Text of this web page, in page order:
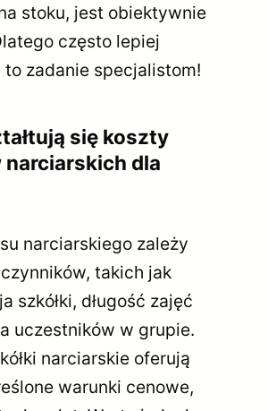
stoku, jest obiektywnie
często lepiej
zadanie specjalistom!
się koszty
dla
narciarskiego zależy
takich jak
szkółki, długość zajęć
uczestników w grupie.
narciarskie oferują
warunki cenowe,